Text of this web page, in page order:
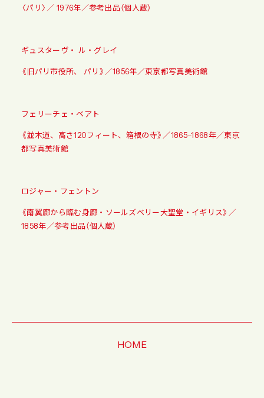
〈パリ〉／ 1976年／参考出品（個人蔵）
ギュスターヴ・ ル・グレイ
《旧パリ市役所、 パリ》／1856年／東京都写真美術館
フェリーチェ・ベアト
《並木道、高さ120フィート、箱根の寺》／1865–1868年／東京
都写真美術館
ロジャー・フェントン
《南翼廊から臨む身廊・ソールズベリー大聖堂・イギリス》／
1858年／参考出品（個人蔵）
HOME